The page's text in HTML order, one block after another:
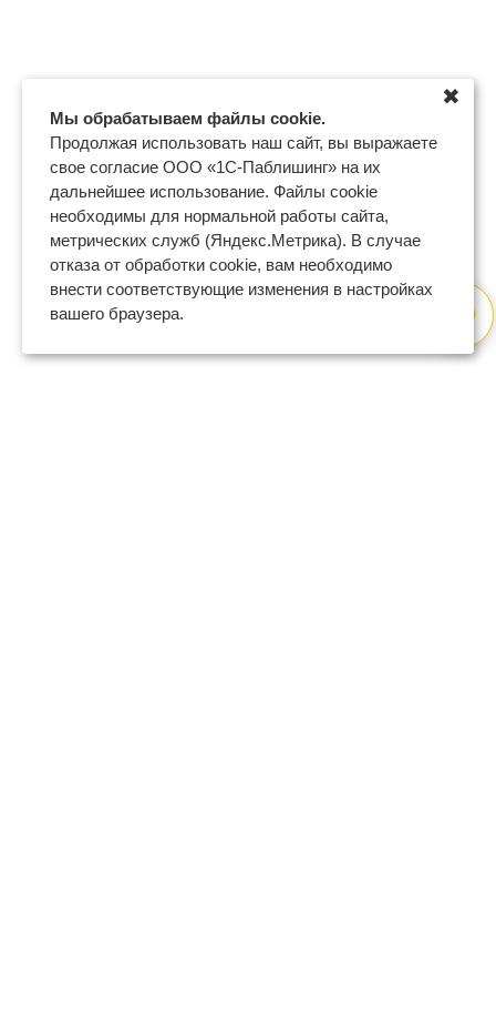
Мы обрабатываем файлы cookie.
Продолжая использовать наш сайт, вы выражаете
свое согласие ООО «1С-Паблишинг» на их
дальнейшее использование. Файлы cookie
необходимы для нормальной работы сайта,
метрических служб (Яндекс.Метрика). В случае
отказа от обработки cookie, вам необходимо
внести соответствующие изменения в настройках
вашего браузера.
✖